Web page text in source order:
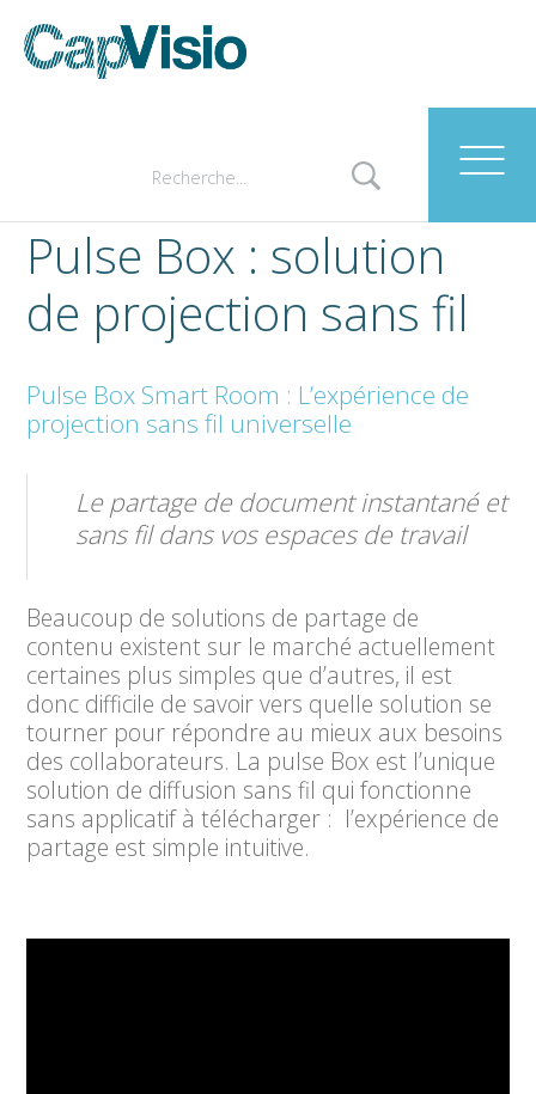
Pulse Box : solution
de projection sans fil
Pulse Box Smart Room : L’expérience de
projection sans fil universelle
Le partage de document instantané et
sans fil dans vos espaces de travail
Beaucoup de solutions de partage de
contenu existent sur le marché actuellement
certaines plus simples que d’autres, il est
donc difficile de savoir vers quelle solution se
tourner pour répondre au mieux aux besoins
des collaborateurs. La pulse Box est l’unique
solution de diffusion sans fil qui fonctionne
sans applicatif à télécharger : l’expérience de
partage est simple intuitive.